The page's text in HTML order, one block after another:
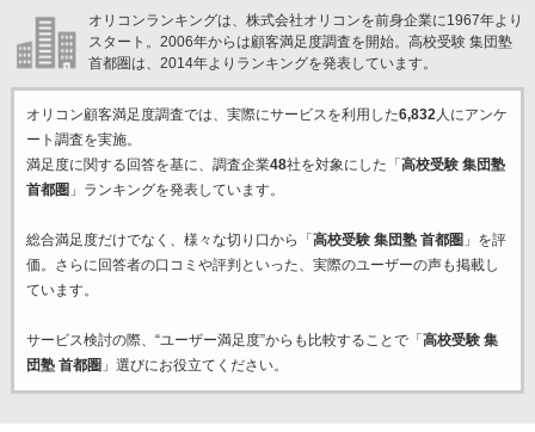
オリコンランキングは、株式会社オリコンを前身企業に1967年より
スタート。2006年からは顧客満足度調査を開始。高校受験 集団塾
首都圏は、2014年よりランキングを発表しています。
オリコン顧客満足度調査では、実際にサービスを利用した6,832人にアンケ
ート調査を実施。
満足度に関する回答を基に、調査企業48社を対象にした「 高校受験 集団塾
首都圏 」ランキングを発表しています。
総合満足度だけでなく、様々な切り口から「 高校受験 集団塾 首都圏 」を評
価。さらに回答者の口コミや評判といった、実際のユーザーの声も掲載し
ています。
サービス検討の際、“ユーザー満足度”からも比較することで「 高校受験 集
団塾 首都圏 」選びにお役立てください。